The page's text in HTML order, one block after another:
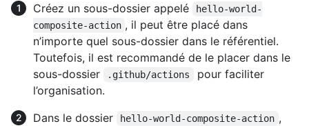
Créez un sous-dossier appelé
hello-world-
composite-action , il peut être placé dans
n’importe quel sous-dossier dans le référentiel.
Toutefois, il est recommandé de le placer dans le
sous-dossier
.github/actions
pour faciliter
l’organisation.
Dans le dossier
hello-world-composite-action ,